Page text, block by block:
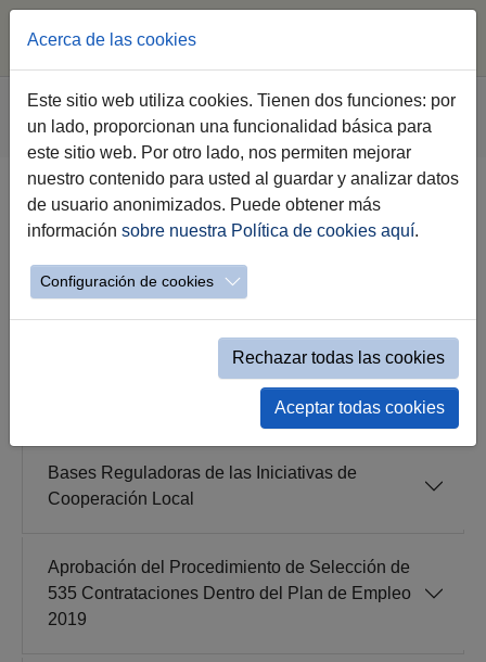
Saltar al contenido principal
Estás aquí:
Jerez.es Webs Municipales
Empleo
Ver completa Plan de Empleo 2019-2020
Plan de Empleo
Ley de Medidas Urgentes para Favorecer la
Bases Reguladoras de las Iniciativas de
Cooperación Local
Aprobación del Procedimiento de Selección de
535 Contrataciones Dentro del Plan de Empleo
2019
Acerca de las cookies
Este sitio web utiliza cookies. Tienen dos funciones: por
un lado, proporcionan una funcionalidad básica para
este sitio web. Por otro lado, nos permiten mejorar
nuestro contenido para usted al guardar y analizar datos
de usuario anonimizados. Puede obtener más
información sobre nuestra Política de cookies aquí.
Configuración de cookies
Rechazar todas las cookies
Aceptar todas cookies